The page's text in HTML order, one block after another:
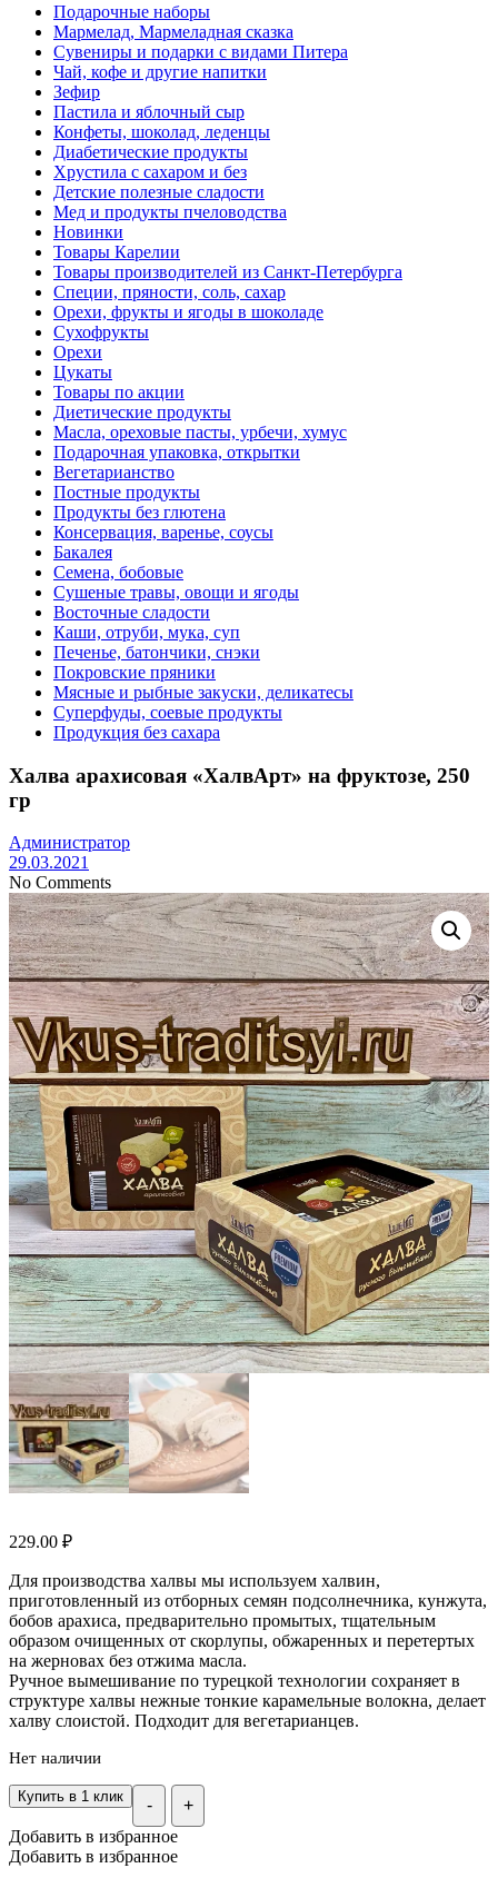
Подарочные наборы
Мармелад, Мармеладная сказка
Сувениры и подарки с видами Питера
Чай, кофе и другие напитки
Зефир
Пастила и яблочный сыр
Конфеты, шоколад, леденцы
Диабетические продукты
Хрустила с сахаром и без
Детские полезные сладости
Мед и продукты пчеловодства
Новинки
Товары Карелии
Товары производителей из Санкт-Петербурга
Специи, пряности, соль, сахар
Орехи, фрукты и ягоды в шоколаде
Сухофрукты
Орехи
Цукаты
Товары по акции
Диетические продукты
Масла, ореховые пасты, урбечи, хумус
Подарочная упаковка, открытки
Вегетарианство
Постные продукты
Продукты без глютена
Консервация, варенье, соусы
Бакалея
Семена, бобовые
Сушеные травы, овощи и ягоды
Восточные сладости
Каши, отруби, мука, суп
Печенье, батончики, снэки
Покровские пряники
Мясные и рыбные закуски, деликатесы
Суперфуды, соевые продукты
Продукция без сахара
Халва арахисовая «ХалвАрт» на фруктозе, 250
гр
Администратор
29.03.2021
No Comments
229.00 ₽
Для производства халвы мы используем халвин,
приготовленный из отборных семян подсолнечника, кунжута,
бобов арахиса, предварительно промытых, тщательным
образом очищенных от скорлупы, обжаренных и перетертых
на жерновах без отжима масла.
Ручное вымешивание по турецкой технологии сохраняет в
структуре халвы нежные тонкие карамельные волокна, делает
халву слоистой. Подходит для вегетарианцев.
Нет наличии
- +
Купить в 1 клик
Добавить в избранное
Добавить в избранное